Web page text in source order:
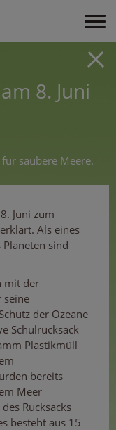
8. Juni
saubere Meere.
Juni zum
Als eines
sind
mit der
seine
der Ozeane
Schulrucksack
Plastikmüll
bereits
Meer
Rucksacks
besteht aus 15